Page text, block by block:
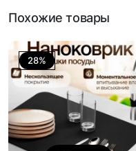
Похожие товары
28%